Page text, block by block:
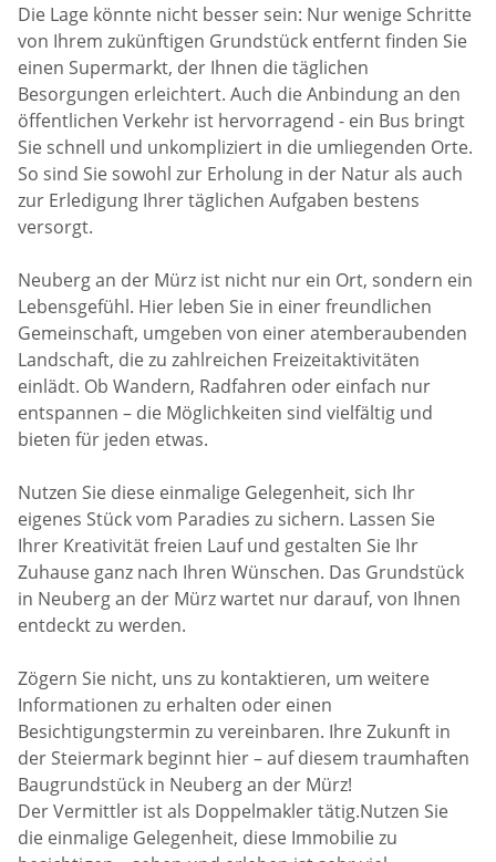
Die Lage könnte nicht besser sein: Nur wenige Schritte
von Ihrem zukünftigen Grundstück entfernt finden Sie
einen Supermarkt, der Ihnen die täglichen
Besorgungen erleichtert. Auch die Anbindung an den
öffentlichen Verkehr ist hervorragend - ein Bus bringt
Sie schnell und unkompliziert in die umliegenden Orte.
So sind Sie sowohl zur Erholung in der Natur als auch
zur Erledigung Ihrer täglichen Aufgaben bestens
versorgt.
Neuberg an der Mürz ist nicht nur ein Ort, sondern ein
Lebensgefühl. Hier leben Sie in einer freundlichen
Gemeinschaft, umgeben von einer atemberaubenden
Landschaft, die zu zahlreichen Freizeitaktivitäten
einlädt. Ob Wandern, Radfahren oder einfach nur
entspannen – die Möglichkeiten sind vielfältig und
bieten für jeden etwas.
Nutzen Sie diese einmalige Gelegenheit, sich Ihr
eigenes Stück vom Paradies zu sichern. Lassen Sie
Ihrer Kreativität freien Lauf und gestalten Sie Ihr
Zuhause ganz nach Ihren Wünschen. Das Grundstück
in Neuberg an der Mürz wartet nur darauf, von Ihnen
entdeckt zu werden.
Zögern Sie nicht, uns zu kontaktieren, um weitere
Informationen zu erhalten oder einen
Besichtigungstermin zu vereinbaren. Ihre Zukunft in
der Steiermark beginnt hier – auf diesem traumhaften
Baugrundstück in Neuberg an der Mürz!
Der Vermittler ist als Doppelmakler tätig.Nutzen Sie
die einmalige Gelegenheit, diese Immobilie zu